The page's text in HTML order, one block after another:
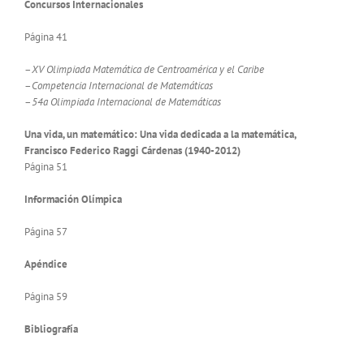
Concursos Internacionales
Página 41
–XV Olimpiada Matemática de Centroamérica y el Caribe
–Competencia Internacional de Matemáticas
–54a Olimpiada Internacional de Matemáticas
Una vida, un matemático: Una vida dedicada a la matemática,
FranciscoFederico Raggi Cárdenas (1940-2012)
Página 51
Información Olímpica
Página 57
Apéndice
Página 59
Bibliografía